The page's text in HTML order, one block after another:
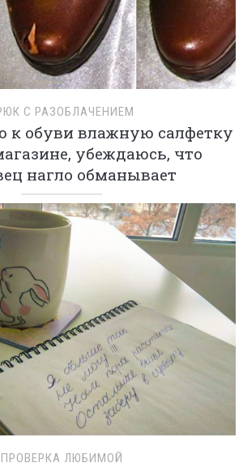
С РАЗОБЛАЧЕНИЕМ
к обуви влажную салфетку
убеждаюсь, что
нагло обманывает
ПРОВЕРКА ЛЮБИМОЙ